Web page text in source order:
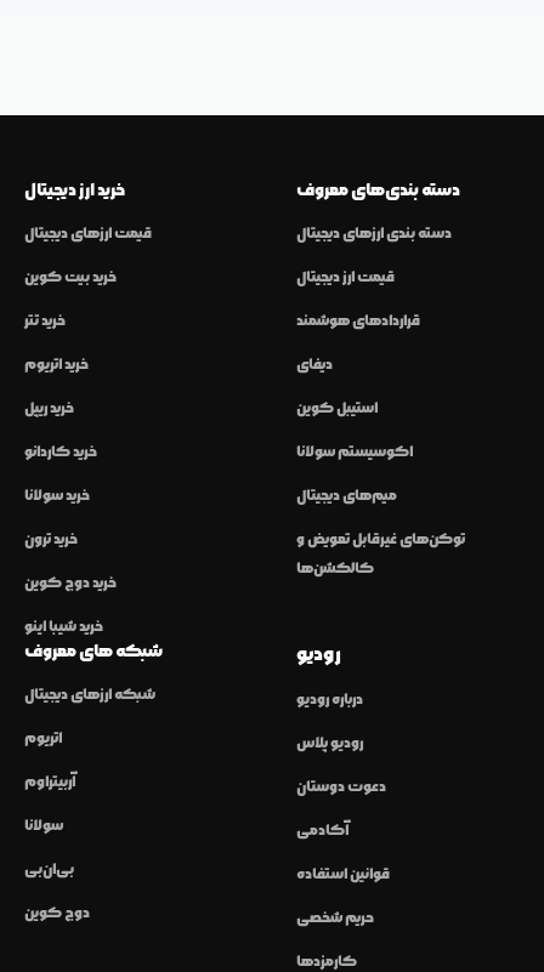
خرید ارز دیجیتال
قیمت ارزهای دیجیتال
خرید بیت کوین
خرید تتر
خرید اتریوم
خرید ریپل
خرید کاردانو
خرید سولانا
خرید ترون
خرید دوج کوین
خرید شیبا اینو
دسته بندی‌های معروف
دسته بندی ارزهای دیجیتال
قیمت ارز دیجیتال
قراردادهای هوشمند
دیفای
استیبل کوین
اکوسیستم سولانا
میم‌های دیجیتال
توکن‌های غیرقابل تعویض و
کالکشن‌ها
شبکه های معروف
شبکه ارزهای دیجیتال
اتریوم
آربیتراوم
سولانا
بی‌ان‌بی
دوج کوین
رودیو
درباره رودیو
رودیو پلاس
دعوت دوستان
آکادمی
قوانین استفاده
حریم شخصی
کارمزدها